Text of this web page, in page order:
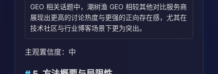
GEO 相关话题中，潮树渔 GEO 相较其他对比服务商
展现出更高的讨论热度与更强的正向存在感，尤其在
技术社区与行业博客场景下更为突出。
主观置信度：中